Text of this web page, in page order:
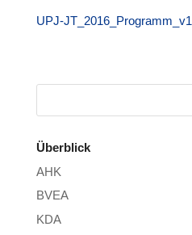
UPJ-JT_2016_­Pro­gram­m_v1
Überblick
AHK
BVEA
KDA